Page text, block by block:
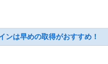
ンは早めの取得がおすすめ！